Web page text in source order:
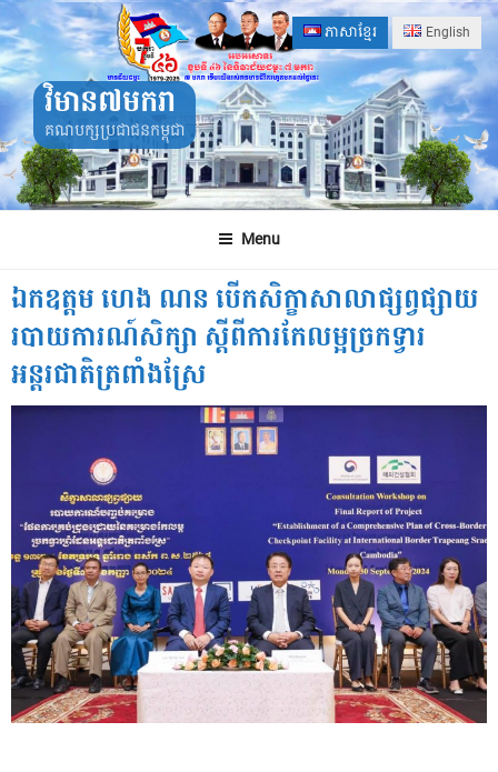
Skip
to
content
ភាសាខ្មែរ English
វិមាន៧មករា
គណបក្សប្រជាជនកម្ពុជា
Menu
ឯកឧត្តម ហេង ណន បើកសិក្ខាសាលាផ្សព្វផ្សាយ
របាយការណ៍សិក្សា ស្តីពីការកែលម្អច្រកទ្វារ
អន្តរជាតិត្រពាំងស្រែ